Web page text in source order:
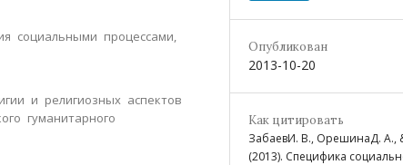
социальными процессами,
и религиозных аспектов
гуманитарного
Опубликован
2013-10-20
Как цитировать
ЗабаевИ. В., ОрешинаД. А.,
(2013). Специфика